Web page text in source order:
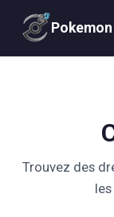
Pokemon
Trouvez des